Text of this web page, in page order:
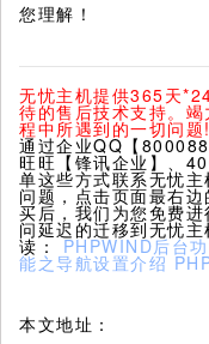
您理解！
无忧主机提供365天
待的售后技术支持。
程中所遇到的一切问
通过企业QQ【
旺旺【锋讯企业】、
单这些方式联系无忧
问题，点击页面最右
买后，我们为您免费
问延迟的迁移到无忧
读：PHPWIND后台
能之导航设置介绍
本文地址：